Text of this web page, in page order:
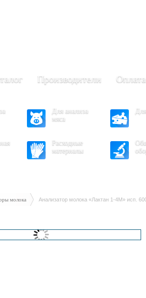
Производители Оплата
Для анализа
мяса
Расходные
материалы
молока Анализатор молока «Лактан 1-4M» исп.